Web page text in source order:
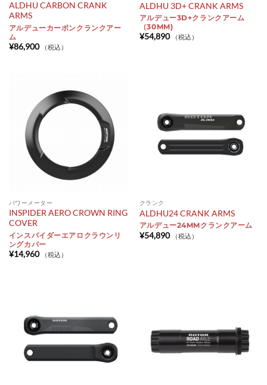
ALDHU CARBON CRANK
ARMS
アルデューカーボンクランクアー
ム
¥86,900 （税込）
ALDHU 3D+ CRANK ARMS
アルデュー3D+クランクアーム
（30MM)
¥54,890 （税込）
パワーメーター
INSPIDER AERO CROWN RING
COVER
インスパイダーエアロクラウンリ
ングカバー
¥14,960 （税込）
クランク
ALDHU24 CRANK ARMS
アルデュー24MMクランクアーム
¥54,890 （税込）